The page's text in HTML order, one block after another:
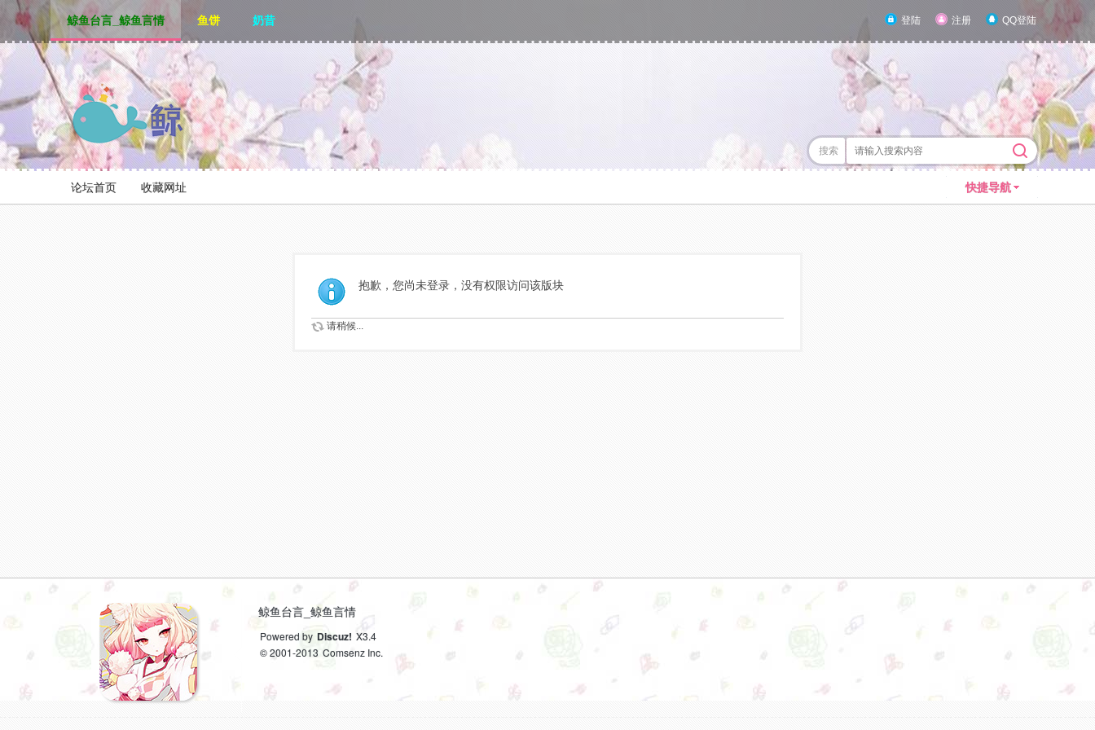
鲸鱼台言_鲸鱼言情 鱼饼 奶昔 登陆 注册 QQ登陆
搜索
快捷导航
论坛首页 收藏网址
抱歉，您尚未登录，没有权限访问该版块
请稍候...
鲸鱼台言_鲸鱼言情
Powered by Discuz! X3.4
© 2001-2013 Comsenz Inc.